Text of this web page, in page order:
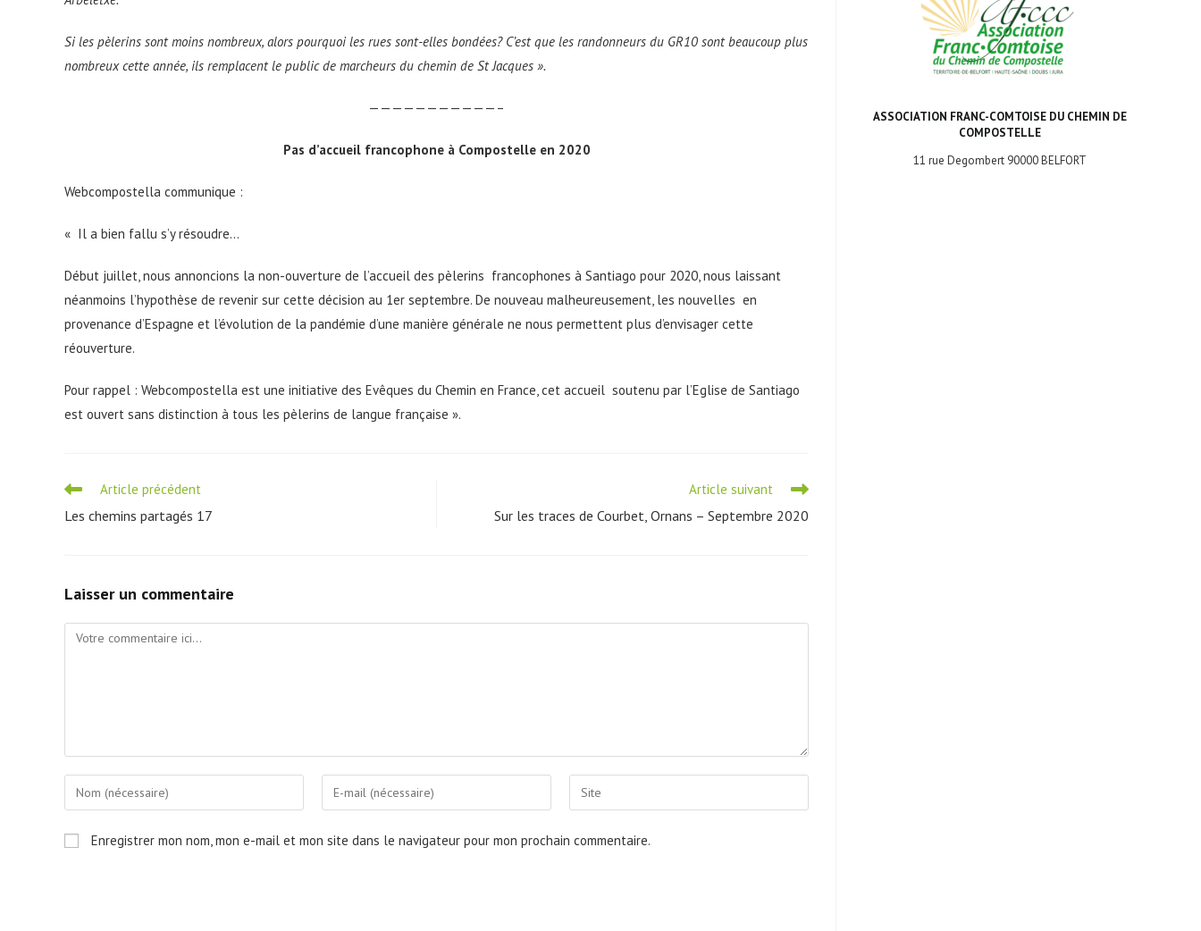
Si les pèlerins sont moins nombreux, alors pourquoi les rues sont-elles bondées? C’est que les randonneurs du GR10 sont beaucoup plus
nombreux cette année, ils remplacent le public de marcheurs du chemin de St Jacques ».
———————————–
Pas d’accueil francophone à Compostelle en 2020
Webcompostella communique :
« Il a bien fallu s’y résoudre…
Début juillet, nous annoncions la non-ouverture de l’accueil des pèlerins francophones à Santiago pour 2020, nous laissant
néanmoins l’hypothèse de revenir sur cette décision au 1er septembre. De nouveau malheureusement, les nouvelles en
provenance d’Espagne et l’évolution de la pandémie d’une manière générale ne nous permettent plus d’envisager cette
réouverture.
Pour rappel : Webcompostella est une initiative des Evêques du Chemin en France, cet accueil soutenu par l’Eglise de Santiago
est ouvert sans distinction à tous les pèlerins de langue française ».
Read
articles
Article précédent
Les chemins partagés 17
Article suivant
Sur les traces de Courbet, Ornans – Septembre 2020
Laisser un commentaire
Comment
Enter
your
or
Enter
your
Saisir
l’URL
Enregistrer mon nom, mon e-mail et mon site dans le navigateur pour mon prochain commentaire.
ASSOCIATION FRANC-COMTOISE DU CHEMIN DE
COMPOSTELLE
11 rue Degombert 90000 BELFORT